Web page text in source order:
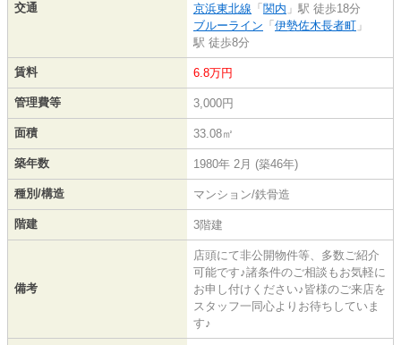
交通
京浜東北線 「 関内 」駅 徒歩18分
ブルーライン 「 伊勢佐木長者町 」
駅 徒歩8分
賃料 6.8万円
管理費等 3,000円
面積 33.08㎡
築年数 1980年 2月 (築46年)
種別/構造 マンション/鉄骨造
階建 3階建
備考
店頭にて非公開物件等、多数ご紹介
可能です♪諸条件のご相談もお気軽に
お申し付けください♪皆様のご来店を
スタッフ一同心よりお待ちしていま
す♪